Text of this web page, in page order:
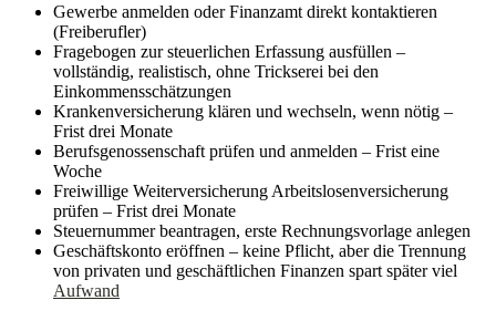
Gewerbe anmelden oder Finanzamt direkt kontaktieren
(Freiberufler)
Fragebogen zur steuerlichen Erfassung ausfüllen –
vollständig, realistisch, ohne Trickserei bei den
Einkommensschätzungen
Krankenversicherung klären und wechseln, wenn nötig –
Frist drei Monate
Berufsgenossenschaft prüfen und anmelden – Frist eine
Woche
Freiwillige Weiterversicherung Arbeitslosenversicherung
prüfen – Frist drei Monate
Steuernummer beantragen, erste Rechnungsvorlage anlegen
Geschäftskonto eröffnen – keine Pflicht, aber die Trennung
von privaten und geschäftlichen Finanzen spart später viel
Aufwand